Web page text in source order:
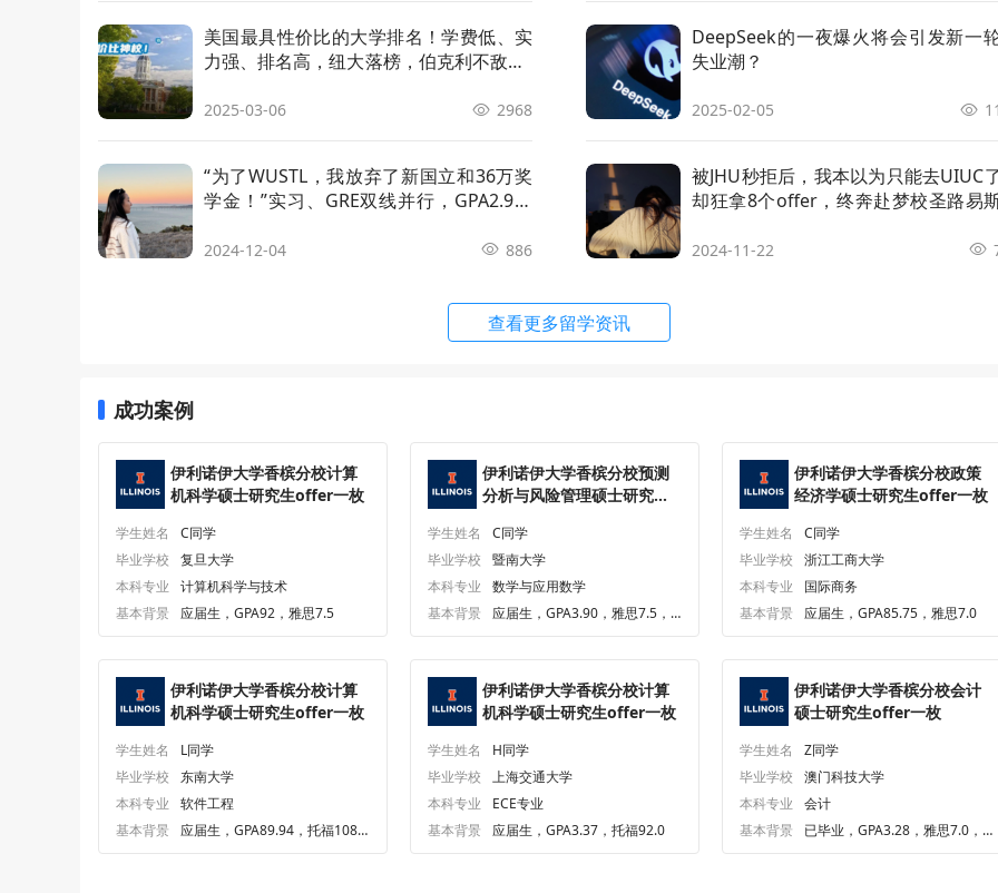
tions)
材料科学与工程理学硕士
Master of Science in Materials Science & Engin
eering
申请条件 顾问解析
心理学科学硕士 Master of Science in Psychological Science 顾问解析
科技管理理学硕士 Master of Science in Technology Management 申请条件 顾问解析
社会工作硕士 Master of Social Work
MEng in Autonomy and Robotics
机械工程工学硕士
精算科学理学硕士 MS in Actuarial Science 申请条件 顾问解析
广告理学硕士 MS in Advertising
农业和生物工程学理学硕士 MS in Agricultural and Biological Engineering 申请条件 顾问解析
应用数学理学硕士 MS in Applied Mathematics
生物工程理学硕士 MS in Bioengineering
生物信息学理学硕士 MS in Bioinformatics
生物图像计算理学硕士 MS in Biomedical Image Computing 申请条件 顾问解析
美国最具性价比的大学排名！学费低、实
力强、排名高，纽大落榜，伯克利不敌UC
2025-03-06 2968
DeepSeek的一夜爆火将会引发新一
失业潮？
2025-02-05
“为了WUSTL，我放弃了新国立和36万奖
学金！”实习、GRE双线并行，GPA2.9的
2024-12-04 886
被JHU秒拒后，我本以为只能去UIUC
却狂拿8个offer，终奔赴梦校圣路易
2024-11-22
查看更多留学资讯
成功案例
伊利诺伊大学香槟分校计算
机科学硕士研究生offer一枚
学生姓名
C同学
毕业学校
复旦大学
本科专业
计算机科学与技术
基本背景
应届生，GPA92，雅思7.5
伊利诺伊大学香槟分校预测
分析与风险管理硕士研究生
学生姓名
C同学
毕业学校
暨南大学
本科专业
数学与应用数学
基本背景
应届生，GPA3.90，雅思7.5，G
伊利诺伊大学香槟分校政策
经济学硕士研究生offer一枚
学生姓名
C同学
毕业学校
浙江工商大学
本科专业
国际商务
基本背景
应届生，GPA85.75，雅思7.0
伊利诺伊大学香槟分校计算
机科学硕士研究生offer一枚
学生姓名
L同学
毕业学校
东南大学
本科专业
软件工程
基本背景
应届生，GPA89.94，托福108.
伊利诺伊大学香槟分校计算
机科学硕士研究生offer一枚
学生姓名
H同学
毕业学校
上海交通大学
本科专业
ECE专业
基本背景
应届生，GPA3.37，托福92.0
伊利诺伊大学香槟分校会计
硕士研究生offer一枚
学生姓名
Z同学
毕业学校
澳门科技大学
本科专业
会计
基本背景
已毕业，GPA3.28，雅思7.0，G